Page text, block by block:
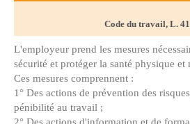
Code du travail, L.
L'employeur prend les mesures
sécurité et protéger la santé physique et
Ces mesures comprennent :
1° Des actions de prévention des
pénibilité au travail ;